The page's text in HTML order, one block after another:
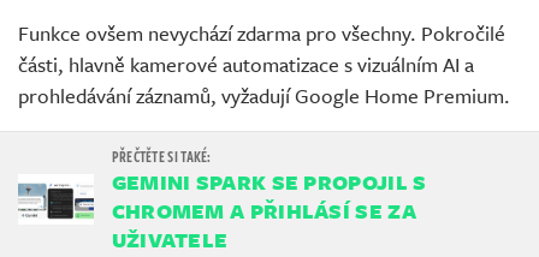
Funkce ovšem nevychází zdarma pro všechny. Pokročilé
části, hlavně kamerové automatizace s vizuálním AI a
prohledávání záznamů, vyžadují Google Home Premium.
GEMINI SPARK SE PROPOJIL S
CHROMEM A PŘIHLÁSÍ SE ZA
UŽIVATELE